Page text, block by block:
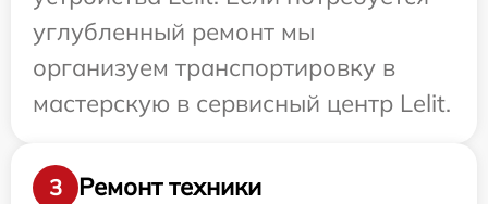
углубленный ремонт мы
организуем транспортировку в
мастерскую в сервисный центр Lelit.
3
Ремонт техники